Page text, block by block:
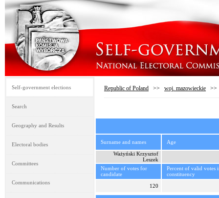
Self-government elections
Search
Geography and Results
Electoral bodies
Committees
Communications
Republic of Poland >> woj. mazowieckie
Surname and names
Age
Ważyński Krzysztof
Leszek
Number of votes for
candidate
Percent of valid votes
constituency
120